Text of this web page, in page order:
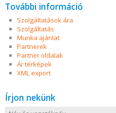
További információ
Szolgáltatások ára
Szolgáltatás
Munka ajánlat
Partnerek
Partner oldalak
Ár térképek
XML export
Írjon nekünk